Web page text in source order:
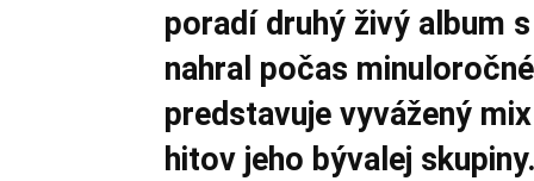
poradí druhý živý album
nahral počas
predstavuje vyvážený
hitov jeho bývalej skupiny.